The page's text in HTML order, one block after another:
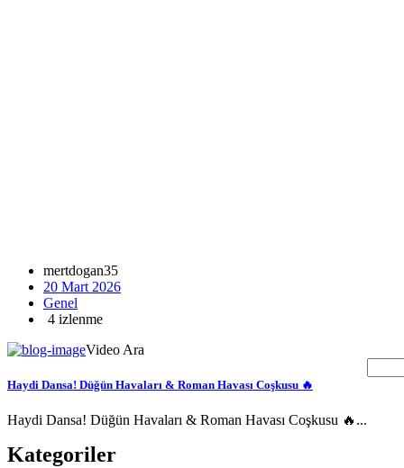
mertdogan35
20 Mart 2026
Genel
4 izlenme
Haydi Dansa! Düğün Havaları & Roman Havası Coşkusu 🔥
Haydi Dansa! Düğün Havaları & Roman Havası Coşkusu 🔥...
Video Ara
Kategoriler